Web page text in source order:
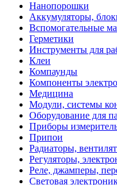
Нанопорошки
Аккумуляторы,
Вспомогательные
Герметики
Инструменты для
Клеи
Компаунды
Компоненты
Медицина
Модули, системы
Оборудование для
Приборы
Припои
Радиаторы,
Регуляторы,
Реле, джамперы,
Световая